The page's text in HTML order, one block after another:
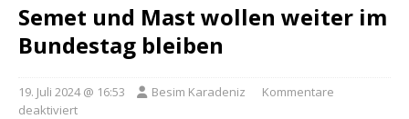
Semet und Mast wollen weiter im
Bundestag bleiben
19. Juli 2024 @ 16:53 Besim Karadeniz
Kommentare
deaktiviert